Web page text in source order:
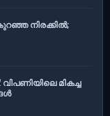
നിരക്കിൽ;
മികച്ച